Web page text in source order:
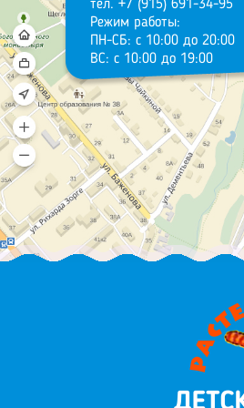
тел. +7 (915) 691-34-95
Режим работы:
ПН-СБ: с 10:00 до 20:00
ВС: с 10:00 до 19:00